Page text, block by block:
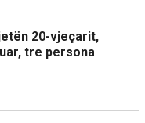
20-vjeçarit,
tre persona